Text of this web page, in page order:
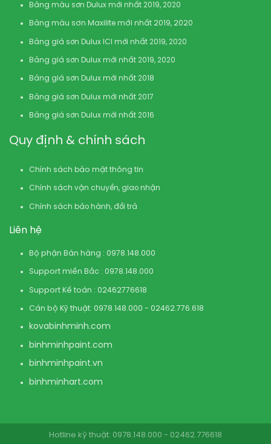
Bảng màu sơn Dulux mới nhất 2019, 2020
Bảng màu sơn Maxilite mới nhất 2019, 2020
Bảng giá sơn Dulux ICI mới nhất 2019, 2020
Bảng giá sơn Dulux mới nhất 2019, 2020
Bảng giá sơn Dulux mới nhất 2018
Bảng giá sơn Dulux mới nhất 2017
Bảng giá sơn Dulux mới nhất 2016
Quy định & chính sách
Chính sách bảo mật thông tin
Chính sách vận chuyển, giao nhận
Chính sách bảo hành, đổi trả
Liên hệ
Bộ phận Bán hàng : 0978.148.000
Support miền Bắc : 0978.148.000
Support Kế toán : 02462776618
Cán bộ Kỹ thuật: 0978.148.000 - 02462.776.618
kovabinhminh.com
binhminhpaint.com
binhminhpaint.vn
binhminhart.com
Hotline kỹ thuật: 0978.148.000 - 02462.776618